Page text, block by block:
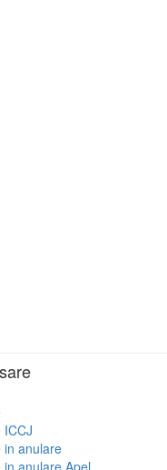
ICCJ
in anulare
anulare Apel